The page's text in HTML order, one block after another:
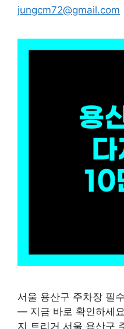
jungcm72@gmail.com
서울 용산구 주차장 필
— 지금 바로 확인하세
지 트리거 서울 용산구